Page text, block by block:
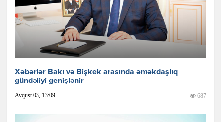
Xəbərlər Bakı və Bişkek arasında əməkdaşlıq
gündəliyi genişlənir
Avqust 03, 13:09 687